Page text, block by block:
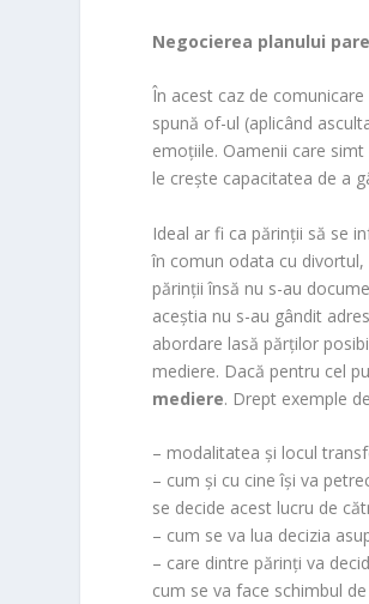
Negocierea planului
În acest caz de
spună of-ul (aplicând
emoțiile. Oamenii care
le crește capacitatea de a
Ideal ar fi ca părinții să se
în comun odata cu divortul,
părinții însă nu s-au
aceștia nu s-au gândit
abordare lasă părților
mediere. Dacă pentru cel
mediere. Drept exemple
– modalitatea și locul
– cum și cu cine își va
se decide acest lucru de
– cum se va lua decizia
– care dintre părinți va
cum se va face schimbul